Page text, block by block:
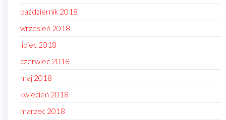
październik 2018
wrzesień 2018
lipiec 2018
czerwiec 2018
maj 2018
kwiecień 2018
marzec 2018